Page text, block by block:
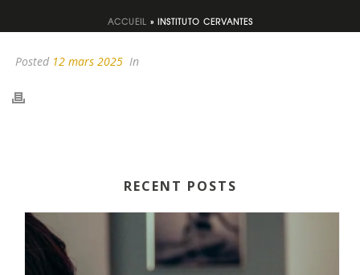
ACCUEIL » INSTITUTO CERVANTES
Posted 12 mars 2025 In
RECENT POSTS